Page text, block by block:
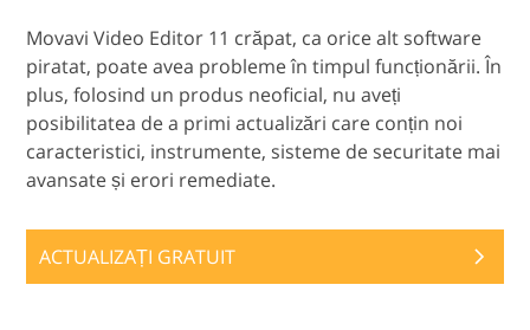
Movavi Video Editor 11 crăpat, ca orice alt software
piratat, poate avea probleme în timpul funcționării. În
plus, folosind un produs neoficial, nu aveți
posibilitatea de a primi actualizări care conțin noi
caracteristici, instrumente, sisteme de securitate mai
avansate și erori remediate.
ACTUALIZAȚI GRATUIT